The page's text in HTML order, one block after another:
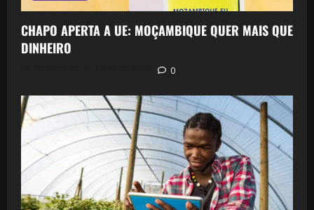
CHAPO APERTA A UE: MOÇAMBIQUE QUER MAIS QUE
DINHEIRO
0